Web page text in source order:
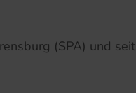
(SPA) und